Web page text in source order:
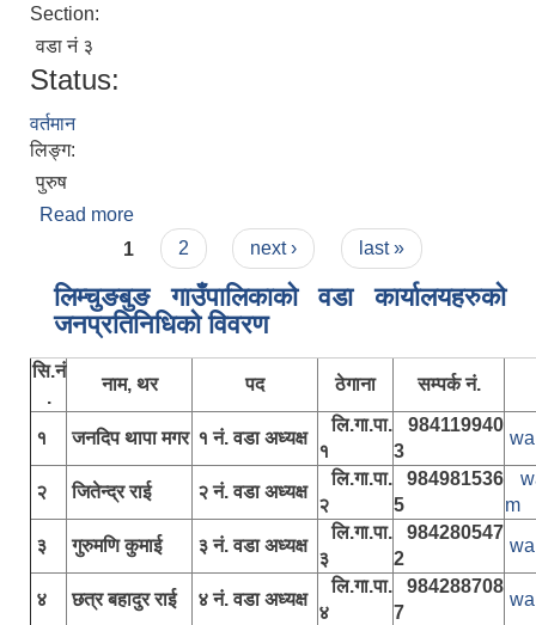
Section:
वडा नं ३
Status:
वर्तमान
लिङ्ग:
पुरुष
Read more
Pages
1 2 next › last »
लिम्चुङबुङ गाउँपालिकाकाे वडा कार्यालयहरुकाे
जनप्रतिनिधिकाे विवरण
सि.नं
.
नाम, थर पद ठेगाना सम्पर्क नं.
१ जनदिप थापा मगर १ नं. वडा अध्यक्ष
लि.गा.पा.
१
984119940
3
२ जितेन्द्र राई २ नं. वडा अध्यक्ष
लि.गा.पा.
२
984981536
5
m
३
गुरुमणि कुमाई ३ नं. वडा अध्यक्ष
लि.गा.पा.
३
984280547
2
४ छत्र बहादुर राई ४ नं. वडा अध्यक्ष
लि.गा.पा.
४
984288708
7